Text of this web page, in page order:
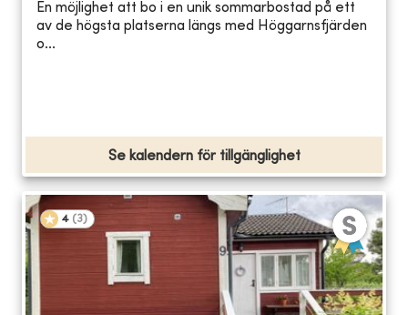
En möjlighet att bo i en unik sommarbostad på ett
av de högsta platserna längs med Höggarnsfjärden
o...
Se kalendern för tillgänglighet
4 (3)